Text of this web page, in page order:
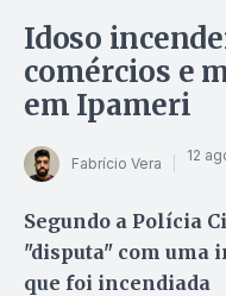
Idoso
comércios e
em Ipameri
Fabrício Vera 12
Segundo a Polícia
"disputa" com uma
que foi incendiada